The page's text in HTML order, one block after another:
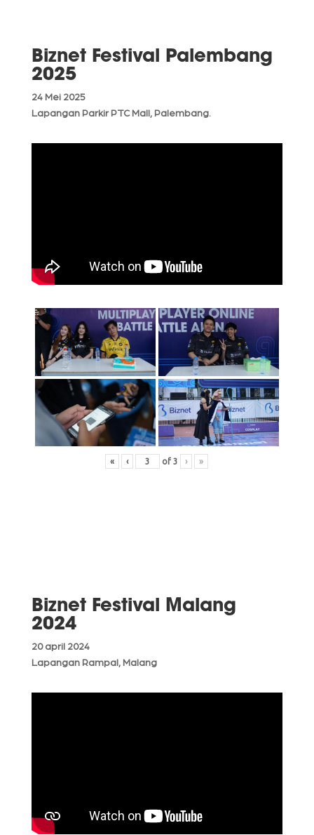
Biznet Festival Palembang
2025
24 Mei 2025
Lapangan Parkir PTC Mall, Palembang.
« ‹ of3 › »
Biznet Festival Malang
2024
20 april 2024
Lapangan Rampal, Malang